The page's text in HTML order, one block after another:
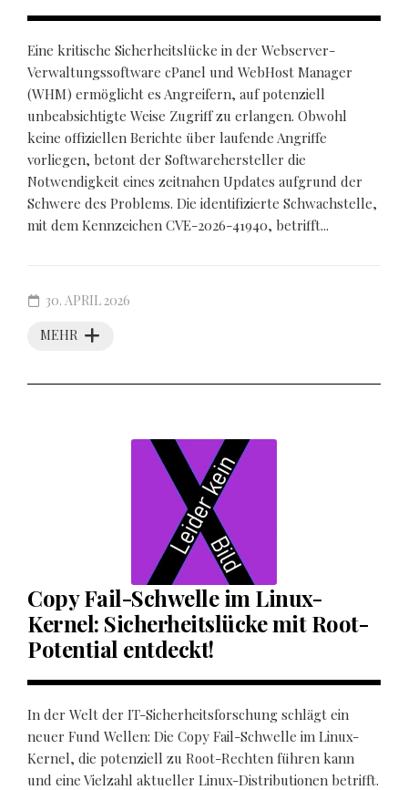
Eine kritische Sicherheitslücke in der Webserver-
Verwaltungssoftware cPanel und WebHost Manager
(WHM) ermöglicht es Angreifern, auf potenziell
unbeabsichtigte Weise Zugriff zu erlangen. Obwohl
keine offiziellen Berichte über laufende Angriffe
vorliegen, betont der Softwarehersteller die
Notwendigkeit eines zeitnahen Updates aufgrund der
Schwere des Problems. Die identifizierte Schwachstelle,
mit dem Kennzeichen CVE-2026-41940, betrifft...
MEHR
30. APRIL 2026
Copy Fail-Schwelle im Linux-
Kernel: Sicherheitslücke mit Root-
Potential entdeckt!
In der Welt der IT-Sicherheitsforschung schlägt ein
neuer Fund Wellen: Die Copy Fail-Schwelle im Linux-
Kernel, die potenziell zu Root-Rechten führen kann
und eine Vielzahl aktueller Linux-Distributionen betrifft.